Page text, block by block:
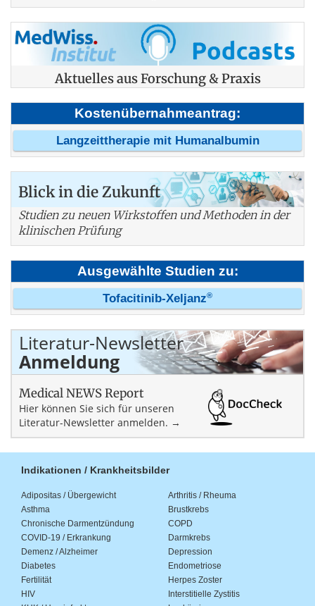
Aktuelles aus Forschung & Praxis
Kostenübernahmeantrag:
Langzeittherapie mit Humanalbumin
Blick in die Zukunft
Studien zu neuen Wirkstoffen und Methoden in der
klinischen Prüfung
Ausgewählte Studien zu:
Tofacitinib-Xeljanz®
Literatur-Newsletter
Anmeldung
Medical NEWS Report
Hier können Sie sich für unseren
Literatur-Newsletter anmelden. →
Indikationen / Krankheitsbilder
Adipositas / Übergewicht
Arthritis / Rheuma
Asthma
Brustkrebs
Chronische Darmentzündung
COPD
COVID-19 / Erkrankung
Darmkrebs
Demenz / Alzheimer
Depression
Diabetes
Endometriose
Fertilität
Herpes Zoster
HIV
Interstitielle Zystitis